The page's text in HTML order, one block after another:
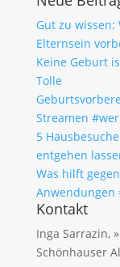
Gut zu wissen:
Elternsein
Keine Geburt
Tolle
Streamen
5
entgehen
Was hilft
Anwendungen
Kontakt
Inga Sarrazin,
Schönhauser